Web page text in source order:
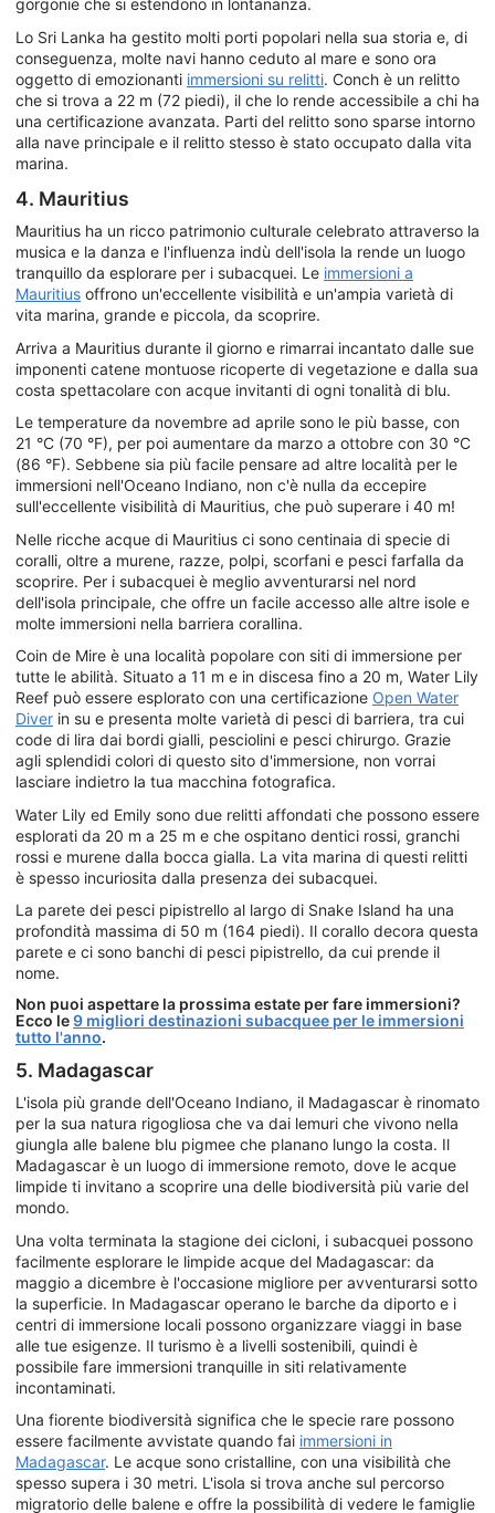
gorgonie che si estendono in lontananza.
Lo Sri Lanka ha gestito molti porti popolari nella sua storia e, di
conseguenza, molte navi hanno ceduto al mare e sono ora
oggetto di emozionanti immersioni su relitti. Conch è un relitto
che si trova a 22 m (72 piedi), il che lo rende accessibile a chi ha
una certificazione avanzata. Parti del relitto sono sparse intorno
alla nave principale e il relitto stesso è stato occupato dalla vita
marina.
4. Mauritius
Mauritius ha un ricco patrimonio culturale celebrato attraverso la
musica e la danza e l'influenza indù dell'isola la rende un luogo
tranquillo da esplorare per i subacquei. Le immersioni a
Mauritius offrono un'eccellente visibilità e un'ampia varietà di
vita marina, grande e piccola, da scoprire.
Arriva a Mauritius durante il giorno e rimarrai incantato dalle sue
imponenti catene montuose ricoperte di vegetazione e dalla sua
costa spettacolare con acque invitanti di ogni tonalità di blu.
Le temperature da novembre ad aprile sono le più basse, con
21 °C (70 °F), per poi aumentare da marzo a ottobre con 30 °C
(86 °F). Sebbene sia più facile pensare ad altre località per le
immersioni nell'Oceano Indiano, non c'è nulla da eccepire
sull'eccellente visibilità di Mauritius, che può superare i 40 m!
Nelle ricche acque di Mauritius ci sono centinaia di specie di
coralli, oltre a murene, razze, polpi, scorfani e pesci farfalla da
scoprire. Per i subacquei è meglio avventurarsi nel nord
dell'isola principale, che offre un facile accesso alle altre isole e
molte immersioni nella barriera corallina.
Coin de Mire è una località popolare con siti di immersione per
tutte le abilità. Situato a 11 m e in discesa fino a 20 m, Water Lily
Reef può essere esplorato con una certificazione Open Water
Diver in su e presenta molte varietà di pesci di barriera, tra cui
code di lira dai bordi gialli, pesciolini e pesci chirurgo. Grazie
agli splendidi colori di questo sito d'immersione, non vorrai
lasciare indietro la tua macchina fotografica.
Water Lily ed Emily sono due relitti affondati che possono essere
esplorati da 20 m a 25 m e che ospitano dentici rossi, granchi
rossi e murene dalla bocca gialla. La vita marina di questi relitti
è spesso incuriosita dalla presenza dei subacquei.
La parete dei pesci pipistrello al largo di Snake Island ha una
profondità massima di 50 m (164 piedi). Il corallo decora questa
parete e ci sono banchi di pesci pipistrello, da cui prende il
nome.
Non puoi aspettare la prossima estate per fare immersioni?
Ecco le9 migliori destinazioni subacquee per le immersioni
tutto l'anno.
5. Madagascar
L'isola più grande dell'Oceano Indiano, il Madagascar è rinomato
per la sua natura rigogliosa che va dai lemuri che vivono nella
giungla alle balene blu pigmee che planano lungo la costa. Il
Madagascar è un luogo di immersione remoto, dove le acque
limpide ti invitano a scoprire una delle biodiversità più varie del
mondo.
Una volta terminata la stagione dei cicloni, i subacquei possono
facilmente esplorare le limpide acque del Madagascar: da
maggio a dicembre è l'occasione migliore per avventurarsi sotto
la superficie. In Madagascar operano le barche da diporto e i
centri di immersione locali possono organizzare viaggi in base
alle tue esigenze. Il turismo è a livelli sostenibili, quindi è
possibile fare immersioni tranquille in siti relativamente
incontaminati.
Una fiorente biodiversità significa che le specie rare possono
essere facilmente avvistate quando fai immersioni in
Madagascar. Le acque sono cristalline, con una visibilità che
spesso supera i 30 metri. L'isola si trova anche sul percorso
migratorio delle balene e offre la possibilità di vedere le famiglie